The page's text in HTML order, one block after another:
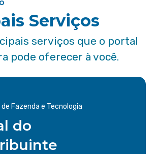
Serviços
serviços que o portal
pode oferecer à você.
Fazenda e Tecnologia
do